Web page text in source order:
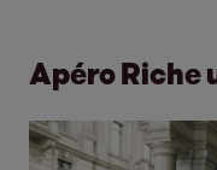
Apéro Riche